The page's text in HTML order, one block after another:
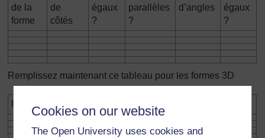
Cookies on our website
The Open University uses cookies and
de la
forme
de
côtés
égaux
?
parallèles
?
d’angles
égaux
?
Remplissez maintenant ce tableau pour les formes 3D
Nom de la forme